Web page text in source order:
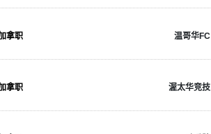
拿职 温哥华FC
拿职 渥太华竞技